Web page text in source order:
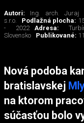
Autori: Ing. arch. Juraj
s.r.o.
Podlažná plocha:
- 2022
Adresa:
Slovensko
Publikované:
Nová podoba
bratislavskej
na ktorom
súčasťou bolo